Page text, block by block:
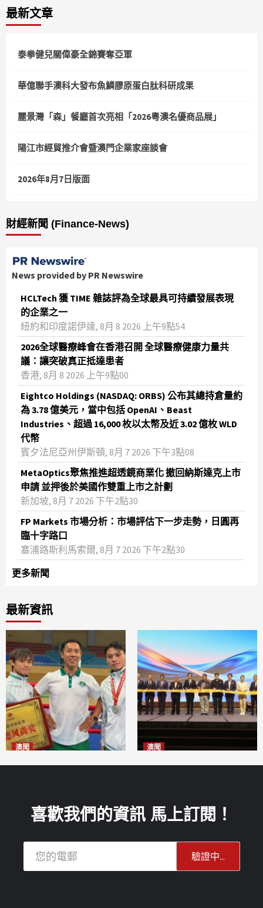
最新文章
泰拳健兒關偉豪全錦賽奪亞軍
華億聯手澳科大發布魚鱗膠原蛋白肽科研成果
麗景灣「森」餐廳首次亮相「2026粵澳名優商品展」
陽江市經貿推介會暨澳門企業家座談會
2026年8月7日版面
財經新聞 (Finance-News)
News provided by PR Newswire
HCLTech 獲 TIME 雜誌評為全球最具可持續發展表現
的企業之一
紐約和印度諾伊達, 8月 8 2026 上午9點54
2026全球醫療峰會在香港召開 全球醫療健康力量共
議：讓突破真正抵達患者
香港, 8月 8 2026 上午9點00
Eightco Holdings (NASDAQ: ORBS) 公布其總持倉量約
為 3.78 億美元，當中包括 OpenAI、Beast
Industries、超過 16,000 枚以太幣及近 3.02 億枚 WLD
代幣
賓夕法尼亞州伊斯頓, 8月 7 2026 下午3點08
MetaOptics聚焦推進超透鏡商業化 撤回納斯達克上市
申請 並押後於美國作雙重上市之計劃
新加坡, 8月 7 2026 下午2點30
FP Markets 市場分析：市場評估下一步走勢，日圓再
臨十字路口
塞浦路斯利馬索爾, 8月 7 2026 下午2點30
更多新聞
最新資訊
澳聞 澳聞
喜歡我們的資訊 馬上訂閱！